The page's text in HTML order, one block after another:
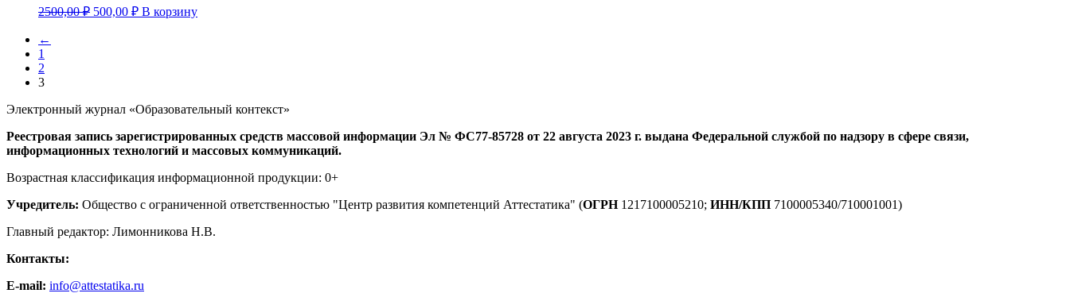
2500,00₽ Первоначальная
500,00 ₽Текущая
цена:
В корзину
←
1
2
3
Электронный журнал «Образовательный контекст»
Реестровая запись зарегистрированных средств массовой информации Эл № ФС77-85728 от 22 августа 2023 г. выдана Федеральной службой по надзору в сфере связи,
информационных технологий и массовых коммуникаций.
Возрастная классификация информационной продукции: 0+
Учредитель: Общество с ограниченной ответственностью "Центр развития компетенций Аттестатика" (ОГРН1217100005210; ИНН/КПП 7100005340/710001001)
Главный редактор: Лимонникова Н.В.
Контакты:
E-mail: info@attestatika.ru